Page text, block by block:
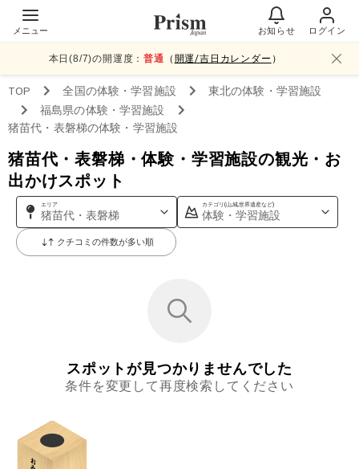
メニュー お知らせ ログイン
本日(8/7)の開運度：普通 （ 開運/吉日カレンダー ）
TOP 全国の体験・学習施設 東北の体験・学習施設
福島県の体験・学習施設
猪苗代・表磐梯の体験・学習施設
猪苗代・表磐梯・体験・学習施設の観光・お
出かけスポット
エリア
猪苗代・表磐梯
カテゴリ(山,城,世界遺産など)
体験・学習施設
クチコミの件数が多い順
スポットが見つかりませんでした
条件を変更して再度検索してください